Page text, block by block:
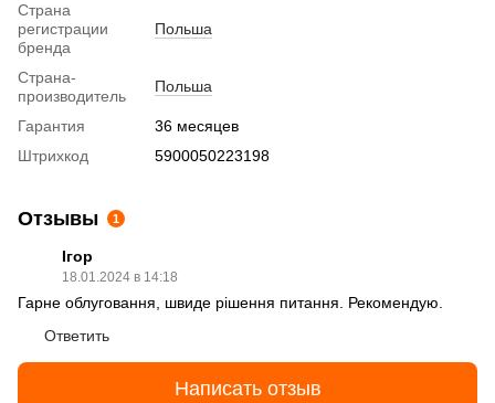
Страна
регистрации
бренда
Польша
Страна-
производитель
Польша
Гарантия
36 месяцев
Штрихкод
5900050223198
Отзывы 1
Ігор
18.01.2024 в 14:18
Гарне облуговання, швиде рішення питання. Рекомендую.
Ответить
Написать отзыв